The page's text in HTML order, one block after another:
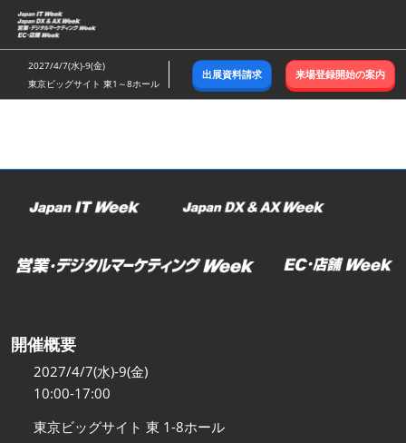
ス
キ
ッ
し
む
2027/4/7(水)-9(金)
東京ビッグサイト 東1～8ホール
出展資料請求 来場登録開始の案内
開催概要
2027/4/7(水)-9(金)
10:00-17:00
東京ビッグサイト 東 1-8ホール